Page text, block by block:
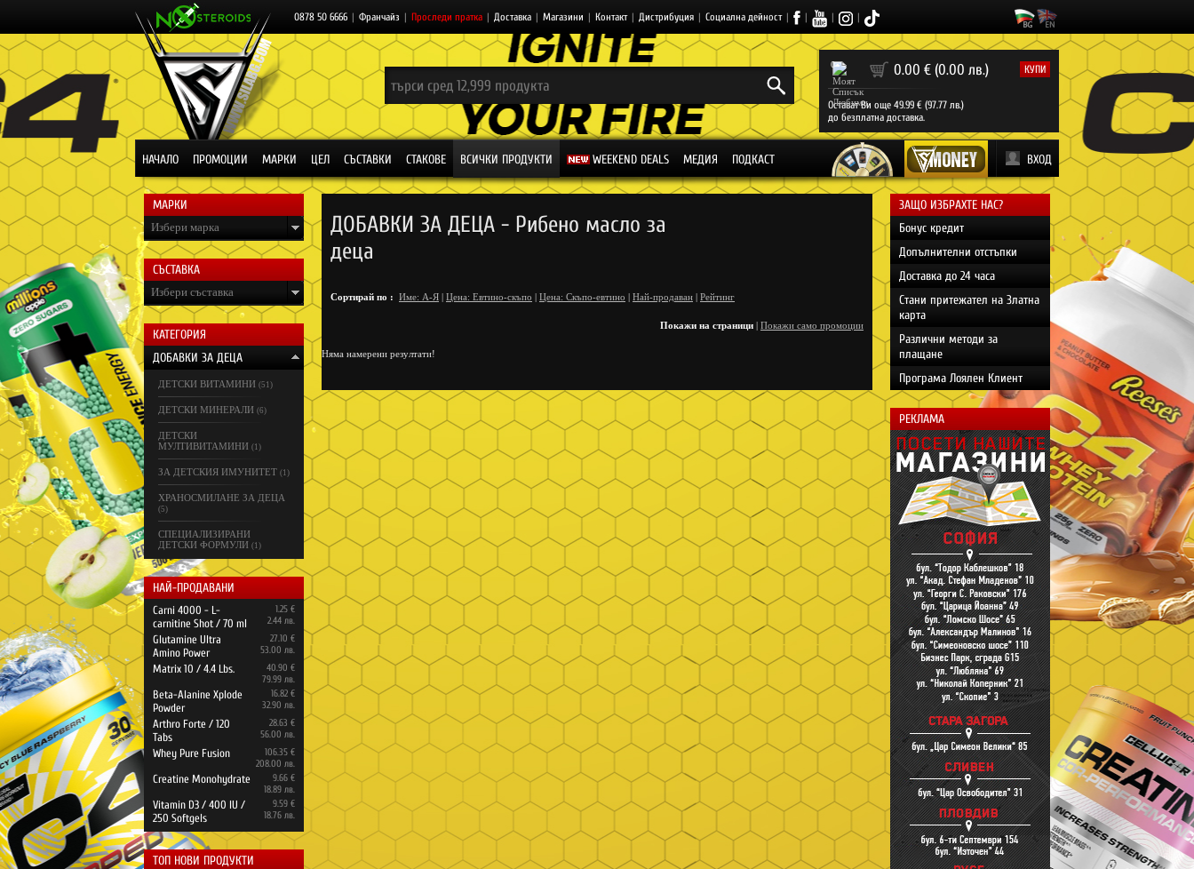
0878 50 6666 | Франчайз | Проследи пратка | Доставка | Магазини | Контакт | Дистрибуция | Социална дейност | | | |
0 0.00 € (0.00 лв.) КУПИ
Остават Ви още 49.99 € (97.77 лв.)
до безплатна доставка.
НАЧАЛО ПРОМОЦИИ МАРКИ ЦЕЛ СЪСТАВКИ СТАКОВЕ ВСИЧКИ ПРОДУКТИ WEEKEND DEALS МЕДИЯ ПОДКАСТ ВХОД
МАРКИ
Избери марка
СЪСТАВКА
Избери съставка
КАТЕГОРИЯ
ДОБАВКИ ЗА ДЕЦА
ДЕТСКИ ВИТАМИНИ (51)
ДЕТСКИ МИНЕРАЛИ (6)
ДЕТСКИ
МУЛТИВИТАМИНИ (1)
ЗА ДЕТСКИЯ ИМУНИТЕТ (1)
ХРАНОСМИЛАНЕ ЗА ДЕЦА
(5)
СПЕЦИАЛИЗИРАНИ
ДЕТСКИ ФОРМУЛИ (1)
НАЙ-ПРОДАВАНИ
Carni 4000 - L-
carnitine Shot / 70 ml
1.25 €
2.44 лв.
Glutamine Ultra
Amino Power
27.10 €
53.00 лв.
Matrix 10 / 4.4 Lbs.
40.90 €
79.99 лв.
Beta-Alanine Xplode
Powder
16.82 €
32.90 лв.
Arthro Forte / 120
Tabs
28.63 €
56.00 лв.
Whey Pure Fusion
106.35 €
208.00 лв.
Creatine Monohydrate
9.66 €
18.89 лв.
Vitamin D3 / 400 IU /
250 Softgels
9.59 €
18.76 лв.
ТОП НОВИ ПРОДУКТИ
ДОБАВКИ ЗА ДЕЦА - Рибено масло за
деца
Сортирай по : Име: А-Я | Цена: Евтино-скъпо | Цена: Скъпо-евтино | Най-продаван | Рейтинг
Покажи на страници | Покажи само промоции
Няма намерени резултати!
ЗАЩО ИЗБРАХТЕ НАС?
Бонус кредит
Допълнителни отстъпки
Доставка до 24 часа
Стани притежател на Златна
карта
Различни методи за
плащане
Програма Лоялен Клиент
РЕКЛАМА